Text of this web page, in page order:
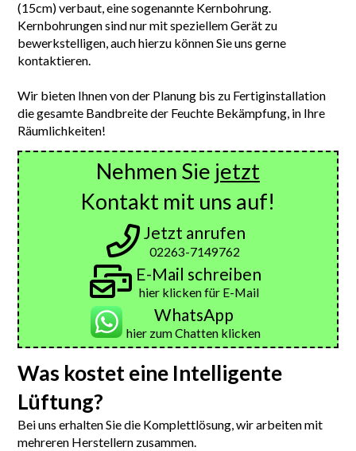
(15cm) verbaut, eine sogenannte Kernbohrung.
Kernbohrungen sind nur mit speziellem Gerät zu
bewerkstelligen, auch hierzu können Sie uns gerne
kontaktieren.
Wir bieten Ihnen von der Planung bis zu Fertiginstallation
die gesamte Bandbreite der Feuchte Bekämpfung, in Ihre
Räumlichkeiten!
Nehmen Sie jetzt
Kontakt mit uns auf!
Jetzt anrufen
02263-7149762
E-Mail schreiben
hier klicken für E-Mail
WhatsApp
hier zum Chatten klicken
Was kostet eine Intelligente
Lüftung?
Bei uns erhalten Sie die Komplettlösung, wir arbeiten mit
mehreren Herstellern zusammen.